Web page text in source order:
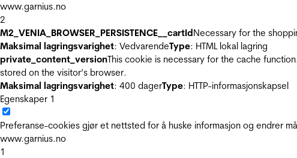
www.garnius.no
2
M2_VENIA_BROWSER_PERSISTENCE__cartIdNecessary for the
Maksimal lagringsvarighet: VedvarendeType: HTML lokal lagring
private_content_versionThis cookie is necessary for the cache
stored on the visitor’s browser.
Maksimal lagringsvarighet: 400 dagerType: HTTP-informasjonskapsel
Egenskaper 1
Preferanse-cookies gjør et nettsted for å huske informasjon og endrer
www.garnius.no
1